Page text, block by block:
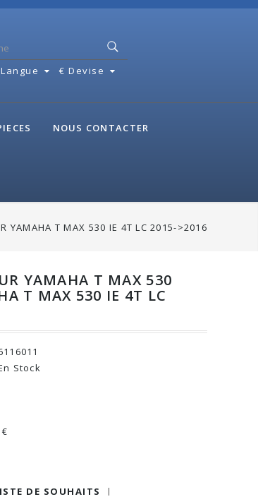
Langue € Devise
NOUS CONTACTER
YAMAHA T MAX 530 IE 4T LC 2015->2016
YAMAHA T MAX 530
T MAX 530 IE 4T LC
Stock
DE SOUHAITS